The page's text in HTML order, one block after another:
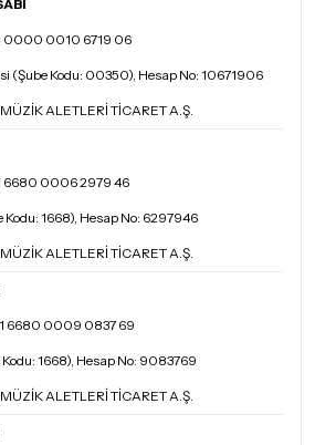
0000 0010 6719 06
(Şube Kodu: 00350), Hesap No: 10671906
ALETLERİ TİCARET A.Ş.
6680 0006 2979 46
Kodu: 1668), Hesap No: 6297946
ALETLERİ TİCARET A.Ş.
6680 0009 0837 69
1668), Hesap No: 9083769
ALETLERİ TİCARET A.Ş.